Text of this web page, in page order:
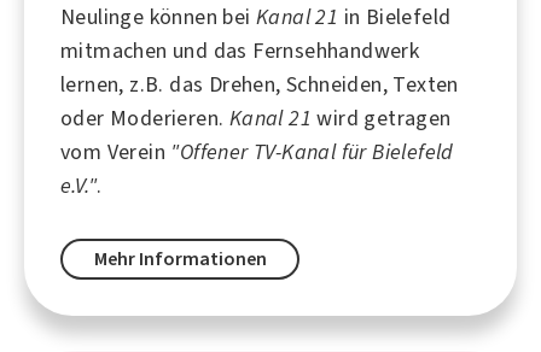
Neulinge können bei Kanal 21 in Bielefeld
mitmachen und das Fernsehhandwerk
lernen, z.B. das Drehen, Schneiden, Texten
oder Moderieren. Kanal 21 wird getragen
vom Verein "Offener TV-Kanal für Bielefeld
e.V.".
Mehr Informationen